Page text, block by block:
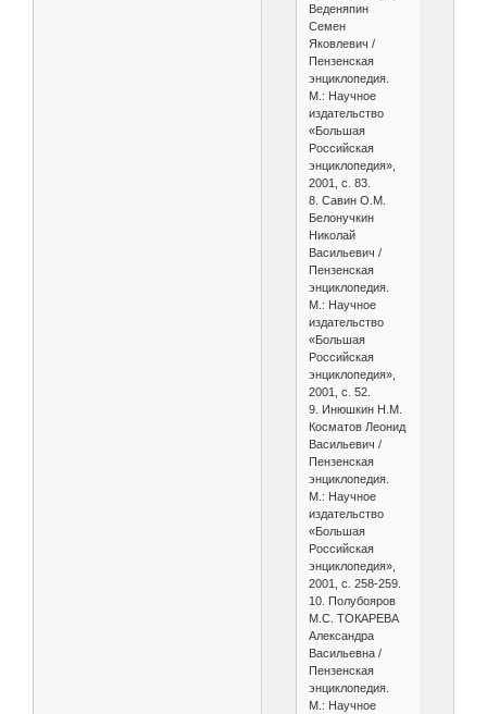
Веденяпин
Семен
Яковлевич /
Пензенская
энциклопедия.
М.: Научное
издательство
«Большая
Российская
энциклопедия»,
2001, с. 83.
8. Савин О.М.
Белонучкин
Николай
Васильевич /
Пензенская
энциклопедия.
М.: Научное
издательство
«Большая
Российская
энциклопедия»,
2001, с. 52.
9. Инюшкин Н.М.
Косматов Леонид
Васильевич /
Пензенская
энциклопедия.
М.: Научное
издательство
«Большая
Российская
энциклопедия»,
2001, с. 258-259.
10. Полубояров
М.С. ТОКАРЕВА
Александра
Васильевна /
Пензенская
энциклопедия.
М.: Научное